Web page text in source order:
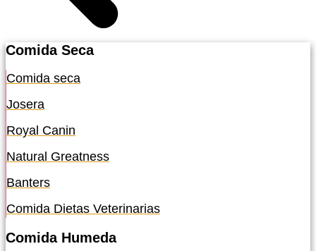
Comida Seca
Comida seca
Josera
Royal Canin
Natural Greatness
Banters
Comida Dietas Veterinarias
Comida Humeda